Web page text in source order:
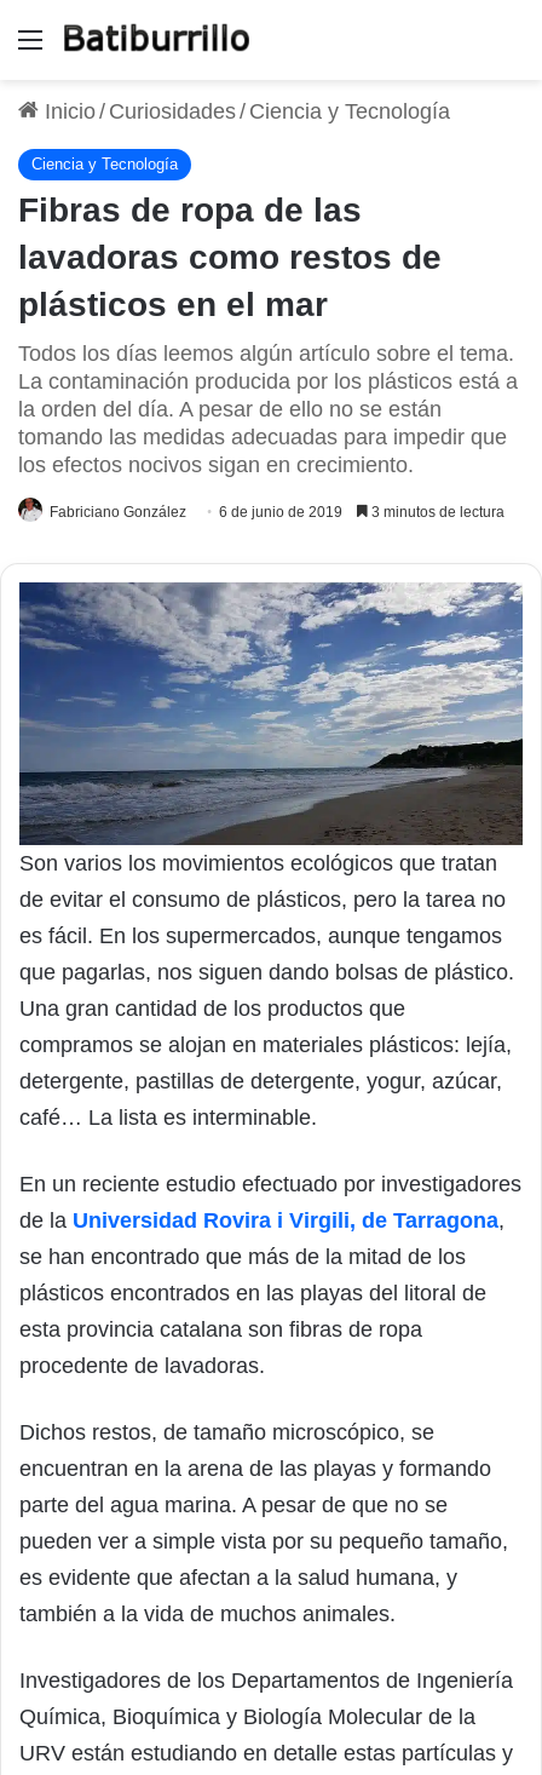
Menú
Inicio/ Curiosidades/ Ciencia y Tecnología
Ciencia y Tecnología
Fibras de ropa de las
lavadoras como restos de
plásticos en el mar
Todos los días leemos algún artículo sobre el tema.
La contaminación producida por los plásticos está a
la orden del día. A pesar de ello no se están
tomando las medidas adecuadas para impedir que
los efectos nocivos sigan en crecimiento.
Fabriciano González 6 de junio de 2019 3 minutos de lectura
Son varios los movimientos ecológicos que tratan
de evitar el consumo de plásticos, pero la tarea no
es fácil. En los supermercados, aunque tengamos
que pagarlas, nos siguen dando bolsas de plástico.
Una gran cantidad de los productos que
compramos se alojan en materiales plásticos: lejía,
detergente, pastillas de detergente, yogur, azúcar,
café… La lista es interminable.
En un reciente estudio efectuado por investigadores
de la Universidad Rovira i Virgili, de Tarragona,
se han encontrado que más de la mitad de los
plásticos encontrados en las playas del litoral de
esta provincia catalana son fibras de ropa
procedente de lavadoras.
Dichos restos, de tamaño microscópico, se
encuentran en la arena de las playas y formando
parte del agua marina. A pesar de que no se
pueden ver a simple vista por su pequeño tamaño,
es evidente que afectan a la salud humana, y
también a la vida de muchos animales.
Investigadores de los Departamentos de Ingeniería
Química, Bioquímica y Biología Molecular de la
URV están estudiando en detalle estas partículas y